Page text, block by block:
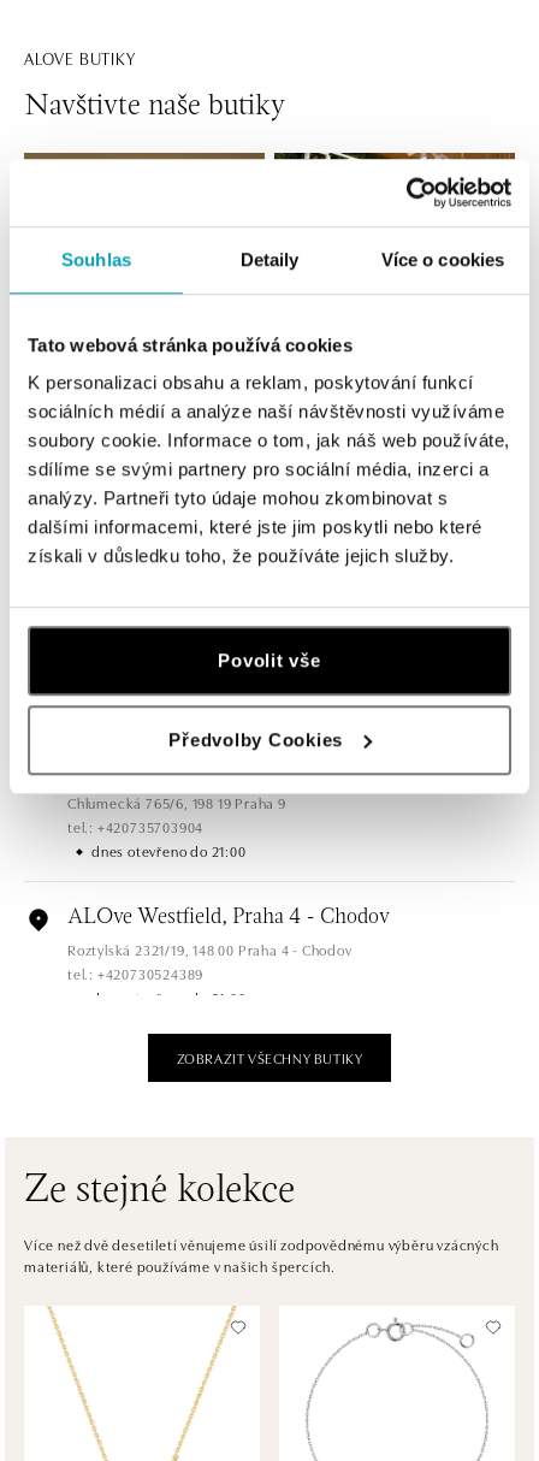
Souhlas Detaily Více o cookies
Tato webová stránka používá cookies
K personalizaci obsahu a reklam, poskytování funkcí
sociálních médií a analýze naší návštěvnosti využíváme
soubory cookie. Informace o tom, jak náš web používáte,
sdílíme se svými partnery pro sociální média, inzerci a
analýzy. Partneři tyto údaje mohou zkombinovat s
dalšími informacemi, které jste jim poskytli nebo které
získali v důsledku toho, že používáte jejich služby.
Povolit vše
Předvolby Cookies
ALOVE BUTIKY
Navštivte naše butiky
Všechny Česko Slovensko
ALOve OC Nový Smíchov, Praha 5
Plzeňská 8, 150 00 Praha 5 - Anděl
tel.: +420736509250
dnes otevřeno do 21:00
ALOve OC Olympia, Brno
U Dálnice 777, 664 42 Brno
dnes otevřeno do 21:00
ALOve Westfield Černý most, Praha 9
Chlumecká 765/6, 198 19 Praha 9
tel.: +420735703904
dnes otevřeno do 21:00
ALOve Westfield, Praha 4 - Chodov
Roztylská 2321/19, 148 00 Praha 4 - Chodov
tel.: +420730524389
dnes otevřeno do 21:00
ALOve OC Aupark, Bratislava
ALOve OC Eurovea, Bratislava
Pribinova 8, 811 09 Bratislava
tel.: +421917090467
HALADA OC Avion, Bratislava
Ivanská cesta 16, 821 04 Bratislava
tel.: +421 917 090 372
dnes otevřeno do 21:00
ZOBRAZIT VŠECHNY BUTIKY
Ze stejné kolekce
Více než dvě desetiletí věnujeme úsilí zodpovědnému výběru vzácných
materiálů, které používáme v našich špercích.